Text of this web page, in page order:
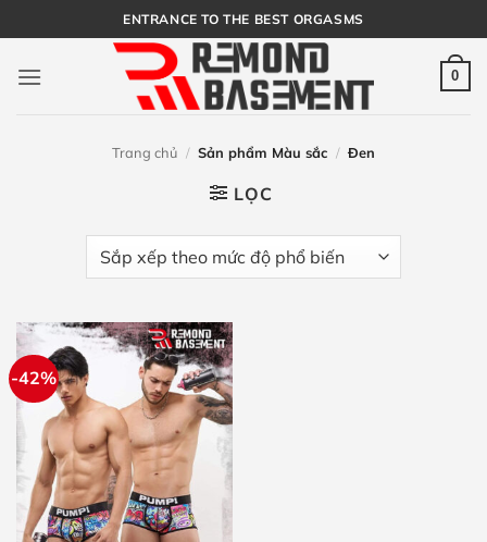
qua
nội
ENTRANCE TO THE BEST ORGASMS
0
Trang chủ / Sản phẩm Màu sắc / Đen
LỌC
-42%